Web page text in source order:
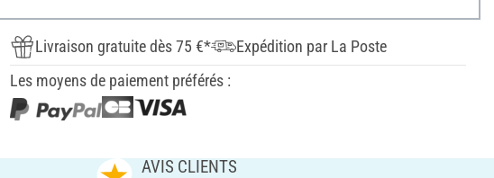
Livraison gratuite dès 75 €*
Expédition par La Poste
Les moyens de paiement préférés :
AVIS CLIENTS